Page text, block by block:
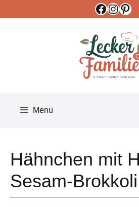
Menu
Hähnchen mit
Sesam-Brokkoli